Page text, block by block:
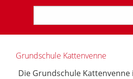
Grundschule Kattenvenne
Die Grundschule Kattenvenne